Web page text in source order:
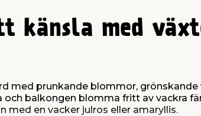
känsla med
med prunkande blommor,
och balkongen blomma fritt av vackra
med en vacker julros eller amaryllis.